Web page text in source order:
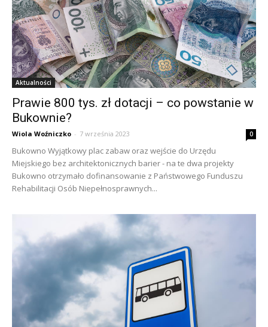
Aktualności
Prawie 800 tys. zł dotacji – co powstanie w
Bukownie?
Wiola Woźniczko - 7 września 2023 0
Bukowno Wyjątkowy plac zabaw oraz wejście do Urzędu
Miejskiego bez architektonicznych barier - na te dwa projekty
Bukowno otrzymało dofinansowanie z Państwowego Funduszu
Rehabilitacji Osób Niepełnosprawnych...